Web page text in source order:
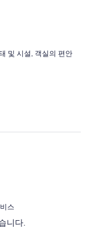
및 시설, 객실의 편안
스
니다.